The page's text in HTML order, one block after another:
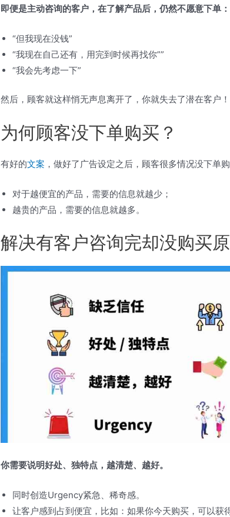
即便是主动咨询的客户，在了解产品后，仍然不愿意下单：
“但我现在没钱”
“我现在自己还有，用完到时候再找你””
“我会先考虑一下”
然后，顾客就这样悄无声息离开了，你就失去了潜在客户！
为何顾客没下单购买？
有好的文案 ，做好了广告设定之后，顾客很多情况没下单
对于越便宜的产品，需要的信息就越少；
越贵的产品，需要的信息就越多。
解决有客户咨询完却没购买
你需要说明好处、独特点，越清楚、越好。
同时创造Urgency紧急、稀奇感。
让客户感到占到便宜，比如：如果你今天购买，可以获